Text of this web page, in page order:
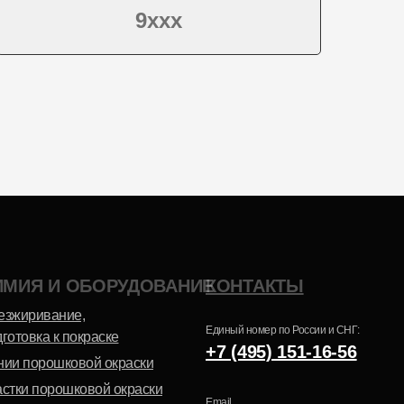
9ххх
И ОБОРУДОВАНИЕКОНТАКТЫ
к покраске
порошковой окраски
порошковой окраски
Единый номер по России и СНГ:
+7 (495) 151-16-56